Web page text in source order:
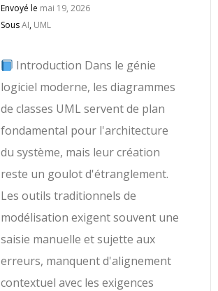
Envoyé le mai 19, 2026
SousAI, UML
Introduction Dans le génie
logiciel moderne, les diagrammes
de classes UML servent de plan
fondamental pour l'architecture
du système, mais leur création
reste un goulot d'étranglement.
Les outils traditionnels de
modélisation exigent souvent une
saisie manuelle et sujette aux
erreurs, manquent d'alignement
contextuel avec les exigences